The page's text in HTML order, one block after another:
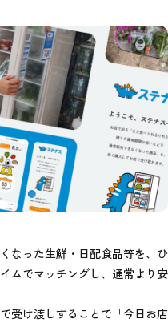
なった生鮮・日配食品等を、ひ
ムでマッチングし、通常より安
受け渡しすることで「今日お店